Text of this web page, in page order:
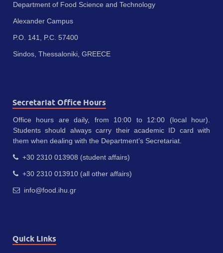
Department of Food Science and Technology
Alexander Campus
P.O. 141, P.C. 57400
Sindos, Thessaloniki, GREECE
Secretariat Office Hours
Office hours are daily, from 10:00 to 12:00 (local hour).
Students should always carry their academic ID card with
them when dealing with the Department’s Secretariat.
+30 2310 013908 (student affairs)
+30 2310 013910 (all other affairs)
info@food.ihu.gr
Quick Links